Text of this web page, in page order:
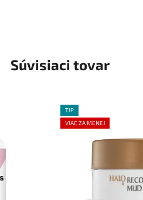
Súvisiaci tovar
TIP
VIAC ZA MENEJ